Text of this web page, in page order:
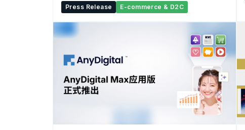
Press Release
E-commerce & D2C